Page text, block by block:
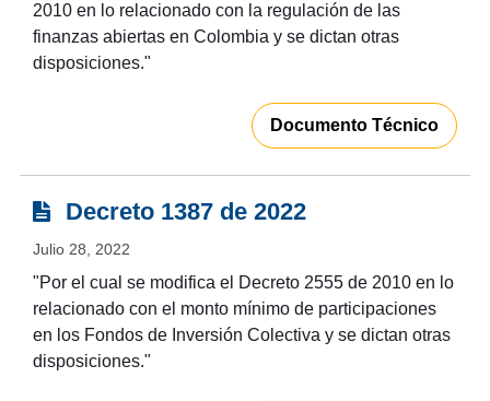
2010 en lo relacionado con la regulación de las
finanzas abiertas en Colombia y se dictan otras
disposiciones."
Documento Técnico
Decreto 1387 de 2022
Julio 28, 2022
"Por el cual se modifica el Decreto 2555 de 2010 en lo
relacionado con el monto mínimo de participaciones
en los Fondos de Inversión Colectiva y se dictan otras
disposiciones."